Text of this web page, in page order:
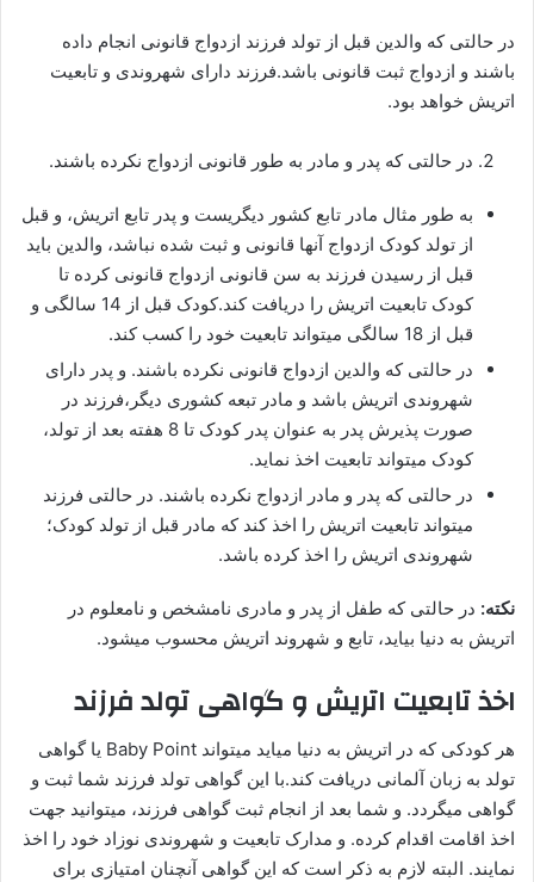
در حالتی که والدین قبل از تولد فرزند ازدواج قانونی انجام داده
باشند و ازدواج ثبت قانونی باشد.فرزند دارای شهروندی و تابعیت
اتریش خواهد بود.
در حالتی که پدر و مادر به طور قانونی ازدواج نکرده باشند.
به طور مثال مادر تابع کشور دیگریست و پدر تابع اتریش، و قبل
از تولد کودک ازدواج آنها قانونی و ثبت شده نباشد، والدین باید
قبل از رسیدن فرزند به سن قانونی ازدواج قانونی کرده تا
کودک تابعیت اتریش را دریافت کند.کودک قبل از 14 سالگی و
قبل از 18 سالگی میتواند تابعیت خود را کسب کند.
در حالتی که والدین ازدواج قانونی نکرده باشند. و پدر دارای
شهروندی اتریش باشد و مادر تبعه کشوری دیگر،فرزند در
صورت پذیرش پدر به عنوان پدر کودک تا 8 هفته بعد از تولد،
کودک میتواند تابعیت اخذ نماید.
در حالتی که پدر و مادر ازدواج نکرده باشند. در حالتی فرزند
میتواند تابعیت اتریش را اخذ کند که مادر قبل از تولد کودک؛
شهروندی اتریش را اخذ کرده باشد.
نکته: در حالتی که طفل از پدر و مادری نامشخص و نامعلوم در
اتریش به دنیا بیاید، تابع و شهروند اتریش محسوب میشود.
اخذ تابعیت اتریش و گواهی تولد فرزند
هر کودکی که در اتریش به دنیا میاید میتواند Baby Point یا گواهی
تولد به زبان آلمانی دریافت کند.با این گواهی تولد فرزند شما ثبت و
گواهی میگردد. و شما بعد از انجام ثبت گواهی فرزند، میتوانید جهت
اخذ اقامت اقدام کرده. و مدارک تابعیت و شهروندی نوزاد خود را اخذ
نمایند. البته لازم به ذکر است که این گواهی آنچنان امتیازی برای